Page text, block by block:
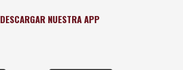
DESCARGAR NUESTRA APP